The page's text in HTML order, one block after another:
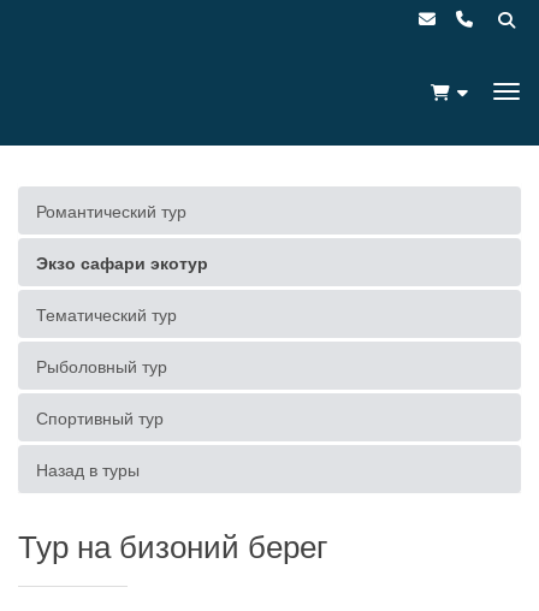
Романтический тур
Экзо сафари экотур
Тематический тур
Рыболовный тур
Спортивный тур
Назад в туры
Тур на бизоний берег